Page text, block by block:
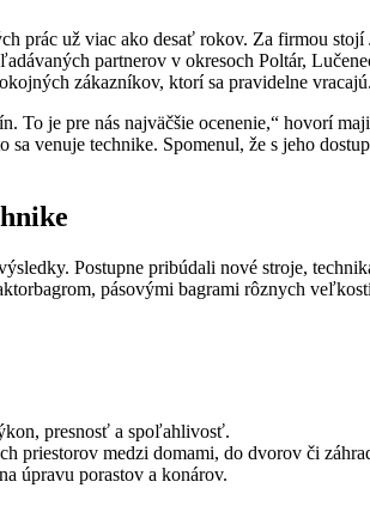
prác už viac ako desať rokov. Za firmou
partnerov v okresoch Poltár,
zákazníkov, ktorí sa pravidelne vracajú.
To je pre nás najväčšie ocenenie,“ hovorí
venuje technike. Spomenul, že s jeho
Postupne pribúdali nové stroje,
pásovými bagrami rôznych
presnosť a spoľahlivosť.
priestorov medzi domami, do dvorov či
úpravu porastov a konárov.